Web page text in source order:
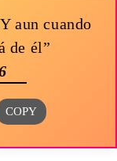
aun cuando
de él”